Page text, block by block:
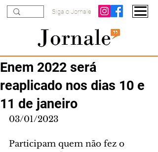
Siga o Jornale
Enem 2022 será
reaplicado nos dias 10 e
11 de janeiro
03/01/2023
Participam quem não fez o